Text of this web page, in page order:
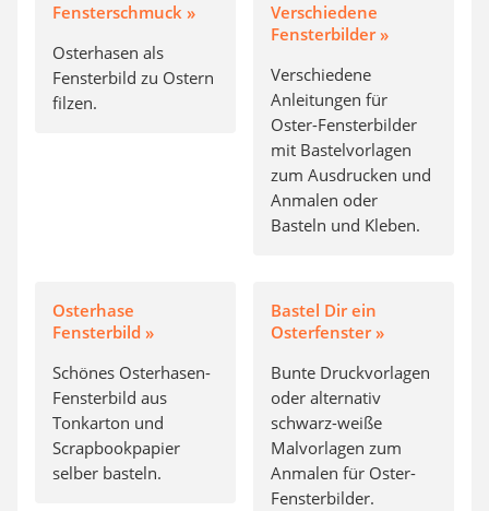
Fensterschmuck »
Osterhasen als
Fensterbild zu Ostern
filzen.
Verschiedene
Fensterbilder »
Verschiedene
Anleitungen für
Oster-Fensterbilder
mit Bastelvorlagen
zum Ausdrucken und
Anmalen oder
Basteln und Kleben.
Osterhase
Fensterbild »
Schönes Osterhasen-
Fensterbild aus
Tonkarton und
Scrapbookpapier
selber basteln.
Bastel Dir ein
Osterfenster »
Bunte Druckvorlagen
oder alternativ
schwarz-weiße
Malvorlagen zum
Anmalen für Oster-
Fensterbilder.